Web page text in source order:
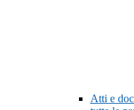
Atti e